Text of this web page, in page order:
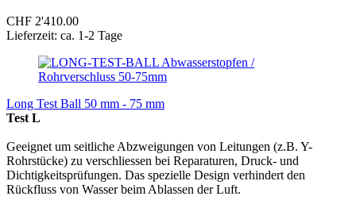
CHF 2'410.00
Lieferzeit: ca. 1-2 Tage
Long Test Ball 50 mm - 75 mm
Test L
Geeignet um seitliche Abzweigungen von Leitungen (z.B. Y-
Rohrstücke) zu verschliessen bei Reparaturen, Druck- und
Dichtigkeitsprüfungen. Das spezielle Design verhindert den
Rückfluss von Wasser beim Ablassen der Luft.